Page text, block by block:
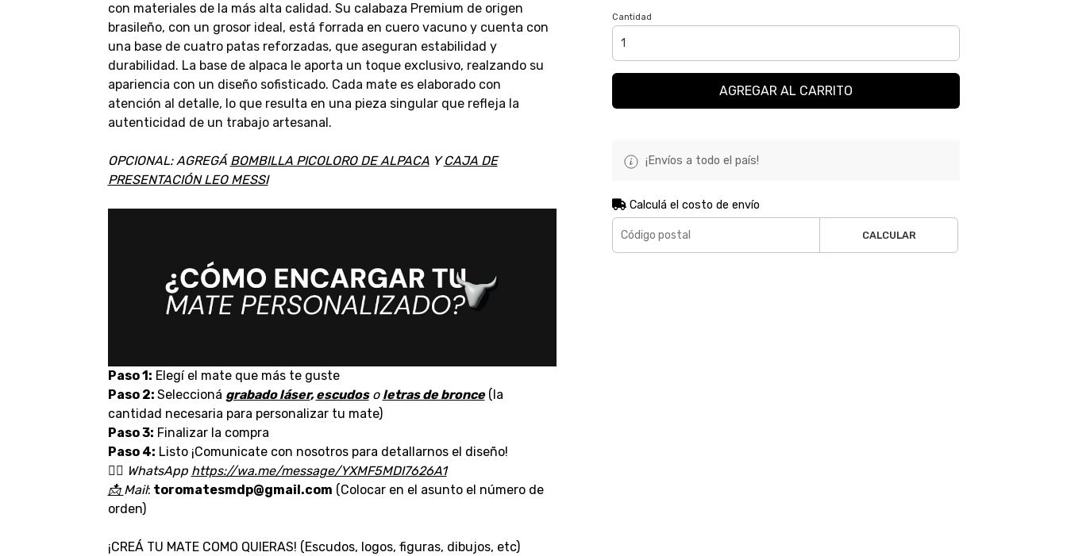
con materiales de la más alta calidad. Su calabaza Premium de origen
brasileño, con un grosor ideal, está forrada en cuero vacuno y cuenta con
una base de cuatro patas reforzadas, que aseguran estabilidad y
durabilidad. La base de alpaca le aporta un toque exclusivo, realzando su
apariencia con un diseño sofisticado. Cada mate es elaborado con
atención al detalle, lo que resulta en una pieza singular que refleja la
autenticidad de un trabajo artesanal.
OPCIONAL: AGREGÁ BOMBILLA PICOLORO DE ALPACAYCAJA DE
PRESENTACIÓN LEO MESSI
Paso 1: Elegí el mate que más te guste
Paso 2: Seleccioná grabado láser,escudoso letras de bronce(la
cantidad necesaria para personalizar tu mate)
Paso 3: Finalizar la compra
Paso 4: Listo ¡Comunicate con nosotros para detallarnos el diseño!
👉🏼 WhatsApp https://wa.me/message/YXMF5MDI7626A1
📩 Mail: toromatesmdp@gmail.com (Colocar en el asunto el número de
orden)
¡CREÁ TU MATE COMO QUIERAS! (Escudos, logos, figuras, dibujos, etc)
Cantidad
AGREGAR AL CARRITO
¡Envíos a todo el país!
Calculá el costo de envío
CALCULAR